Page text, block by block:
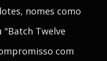
nomes como
"Batch Twelve
com